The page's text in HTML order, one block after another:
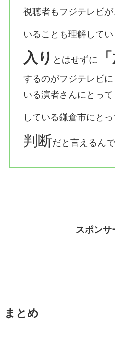
視聴者もフジテレビ
いることも理解してい
入り とはせずに
するのがフジテレビ
いる演者さんにとっ
している鎌倉市にとっ
判断だと言えるんで
スポンサ
まとめ